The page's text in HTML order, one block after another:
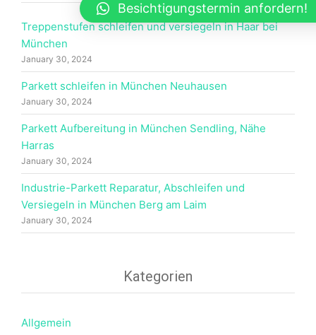
Treppenstufen schleifen und versiegeln in Haar bei
München
January 30, 2024
Parkett schleifen in München Neuhausen
January 30, 2024
Parkett Aufbereitung in München Sendling, Nähe
Harras
January 30, 2024
Industrie-Parkett Reparatur, Abschleifen und
Versiegeln in München Berg am Laim
January 30, 2024
Kategorien
Allgemein
Besichtigungstermin anfordern!